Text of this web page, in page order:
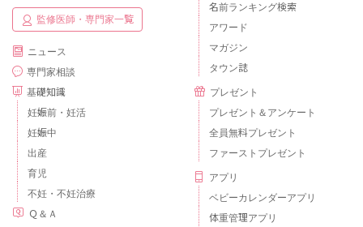
監修医師・専門家一覧
ニュース
専門家相談
基礎知識
妊娠前・妊活
妊娠中
出産
育児
不妊・不妊治療
Ｑ＆Ａ
名前ランキング検索
アワード
マガジン
タウン誌
プレゼント
プレゼント＆アンケート
全員無料プレゼント
ファーストプレゼント
アプリ
ベビーカレンダーアプリ
体重管理アプリ